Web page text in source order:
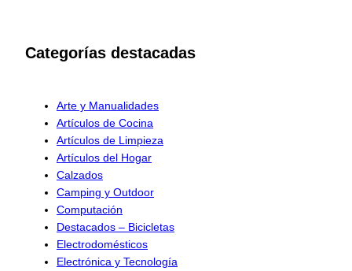
Categorías destacadas
Arte y Manualidades
Artículos de Cocina
Artículos de Limpieza
Artículos del Hogar
Calzados
Camping y Outdoor
Computación
Destacados – Bicicletas
Electrodomésticos
Electrónica y Tecnología